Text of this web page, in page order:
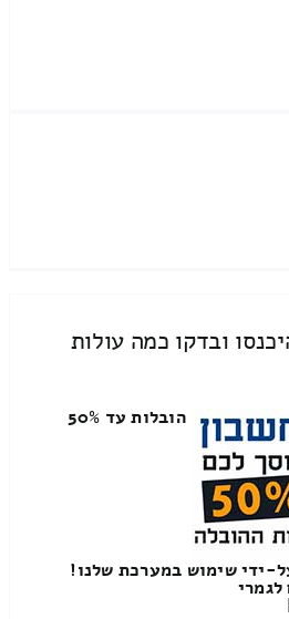
ובדקו כמה עולות
הובלות עד 50%
ידי שימוש במערכת שלנו!